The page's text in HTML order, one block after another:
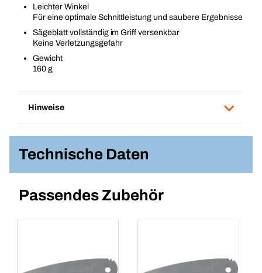
Leichter Winkel
Für eine optimale Schnittleistung und saubere Ergebnisse
Sägeblatt vollständig im Griff versenkbar
Keine Verletzungsgefahr
Gewicht
160 g
Hinweise
Technische Daten
Passendes Zubehör